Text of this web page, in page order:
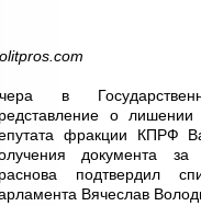
в
о лишении
фракции КПРФ
документа за
подтвердил
Вячеслав